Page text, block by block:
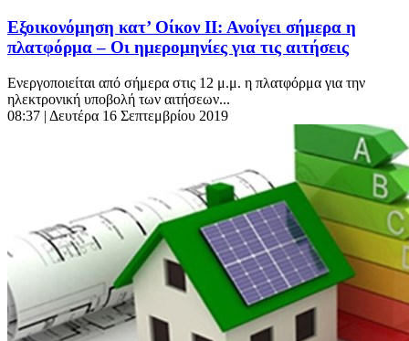
Εξοικονόμηση κατ’ Οίκον ΙΙ: Ανοίγει σήμερα η
πλατφόρμα – Οι ημερομηνίες για τις αιτήσεις
Ενεργοποιείται από σήμερα στις 12 μ.μ. η πλατφόρμα για την
ηλεκτρονική υποβολή των αιτήσεων...
08:37 | Δευτέρα 16 Σεπτεμβρίου 2019